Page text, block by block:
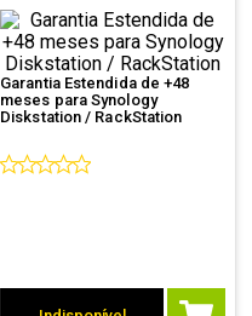
Garantia Estendida de +48
meses para Synology
Diskstation / RackStation